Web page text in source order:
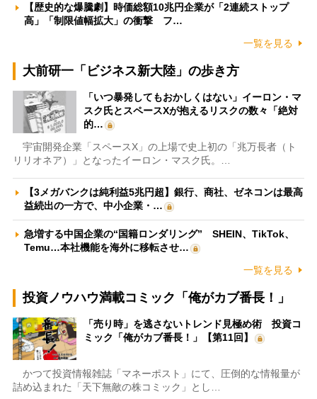
【歴史的な爆騰劇】時価総額10兆円企業が「2連続ストップ
高」「制限値幅拡大」の衝撃 フ…
一覧を見る
大前研一「ビジネス新大陸」の歩き方
「いつ暴発してもおかしくはない」イーロン・マ
スク氏とスペースXが抱えるリスクの数々「絶対
的…
宇宙開発企業「スペースX」の上場で史上初の「兆万長者（ト
リリオネア）」となったイーロン・マスク氏。…
【3メガバンクは純利益5兆円超】銀行、商社、ゼネコンは最高
益続出の一方で、中小企業・…
急増する中国企業の“国籍ロンダリング” SHEIN、TikTok、
Temu…本社機能を海外に移転させ…
一覧を見る
投資ノウハウ満載コミック「俺がカブ番長！」
「売り時」を逃さないトレンド見極め術 投資コ
ミック「俺がカブ番長！」【第11回】
かつて投資情報雑誌「マネーポスト」にて、圧倒的な情報量が
詰め込まれた「天下無敵の株コミック」とし…